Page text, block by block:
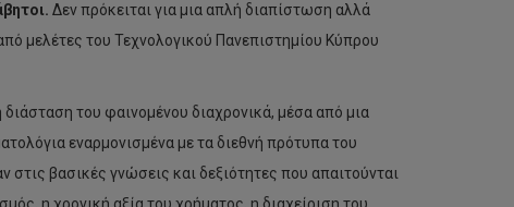
Δεν πρόκειται για μια απλή διαπίστωση αλλά
μελέτες του Τεχνολογικού Πανεπιστημίου Κύπρου
του φαινομένου διαχρονικά, μέσα από μια
εναρμονισμένα με τα διεθνή πρότυπα του
βασικές γνώσεις και δεξιότητες που απαιτούνται